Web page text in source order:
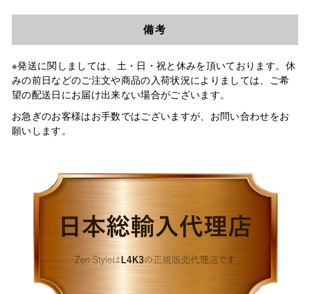
備考
※発送に関しましては、土・日・祝と休みを頂いております。休
みの前日などのご注文や商品の入荷状況によりましては、ご希
望の配送日にお届け出来ない場合がございます。
お急ぎのお客様はお手数ではございますが、お問い合わせをお
願いします。